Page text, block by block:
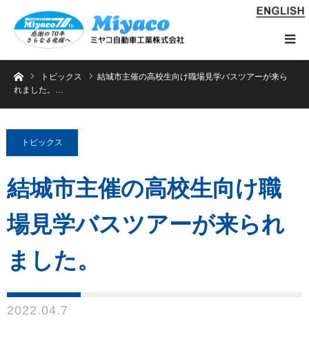
ホームトピックス
結城市主催の高校生向け職場見学バスツアーが来ら
れました。…
トピックス
結城市主催の高校生向け職
場見学バスツアーが来られ
ました。
2022.04.7